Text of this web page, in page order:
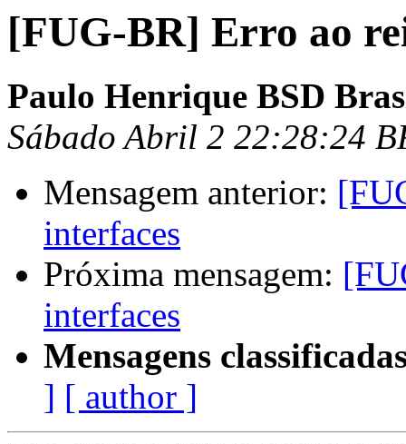
[FUG-BR] Erro ao
Paulo Henrique BSD
Sábado Abril 2 22:28:24
Mensagem anterior:
interfaces
Próxima mensagem:
interfaces
Mensagens
] [ author ]